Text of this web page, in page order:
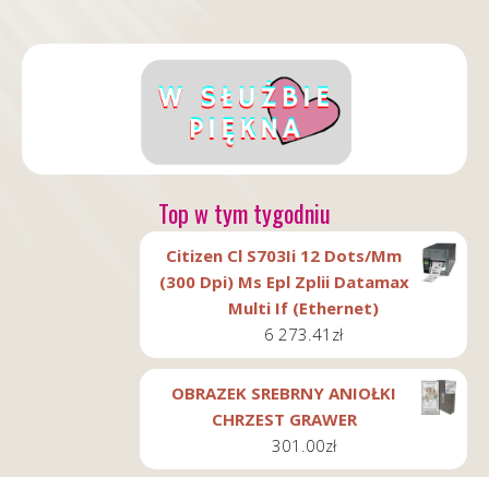
Top w tym tygodniu
Citizen Cl S703Ii 12 Dots/Mm
(300 Dpi) Ms Epl Zplii Datamax
Multi If (Ethernet)
6 273.41 zł
OBRAZEK SREBRNY ANIOŁKI
CHRZEST GRAWER
301.00zł